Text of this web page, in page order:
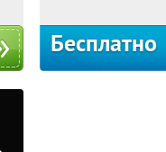
Бесплатно